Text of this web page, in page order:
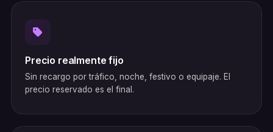
Precio realmente fijo
Sin recargo por tráfico, noche, festivo o equipaje. El
precio reservado es el final.